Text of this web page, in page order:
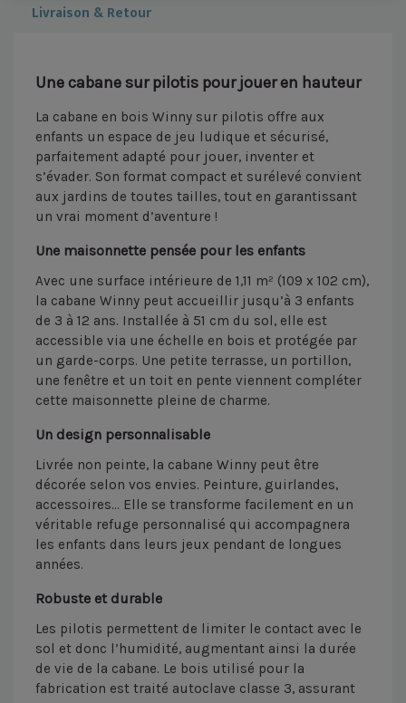
Livraison & Retour
Une cabane sur pilotis pour jouer en hauteur
La cabane en bois Winny sur pilotis offre aux
enfants un espace de jeu ludique et sécurisé,
parfaitement adapté pour jouer, inventer et
s’évader. Son format compact et surélevé convient
aux jardins de toutes tailles, tout en garantissant
un vrai moment d’aventure !
Une maisonnette pensée pour les enfants
Avec une surface intérieure de 1,11 m² (109 x 102 cm),
la cabane Winny peut accueillir jusqu’à 3 enfants
de 3 à 12 ans. Installée à 51 cm du sol, elle est
accessible via une échelle en bois et protégée par
un garde-corps. Une petite terrasse, un portillon,
une fenêtre et un toit en pente viennent compléter
cette maisonnette pleine de charme.
Un design personnalisable
Livrée non peinte, la cabane Winny peut être
décorée selon vos envies. Peinture, guirlandes,
accessoires… Elle se transforme facilement en un
véritable refuge personnalisé qui accompagnera
les enfants dans leurs jeux pendant de longues
années.
Robuste et durable
Les pilotis permettent de limiter le contact avec le
sol et donc l’humidité, augmentant ainsi la durée
de vie de la cabane. Le bois utilisé pour la
fabrication est traité autoclave classe 3, assurant